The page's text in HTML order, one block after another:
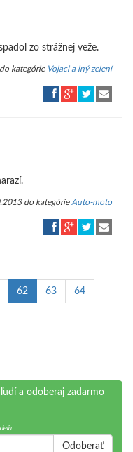
zo strážnej veže.
kategórie Vojaci a iný zelení
do kategórie Auto-moto
62 63 64
a odoberaj zadarmo
Odoberať